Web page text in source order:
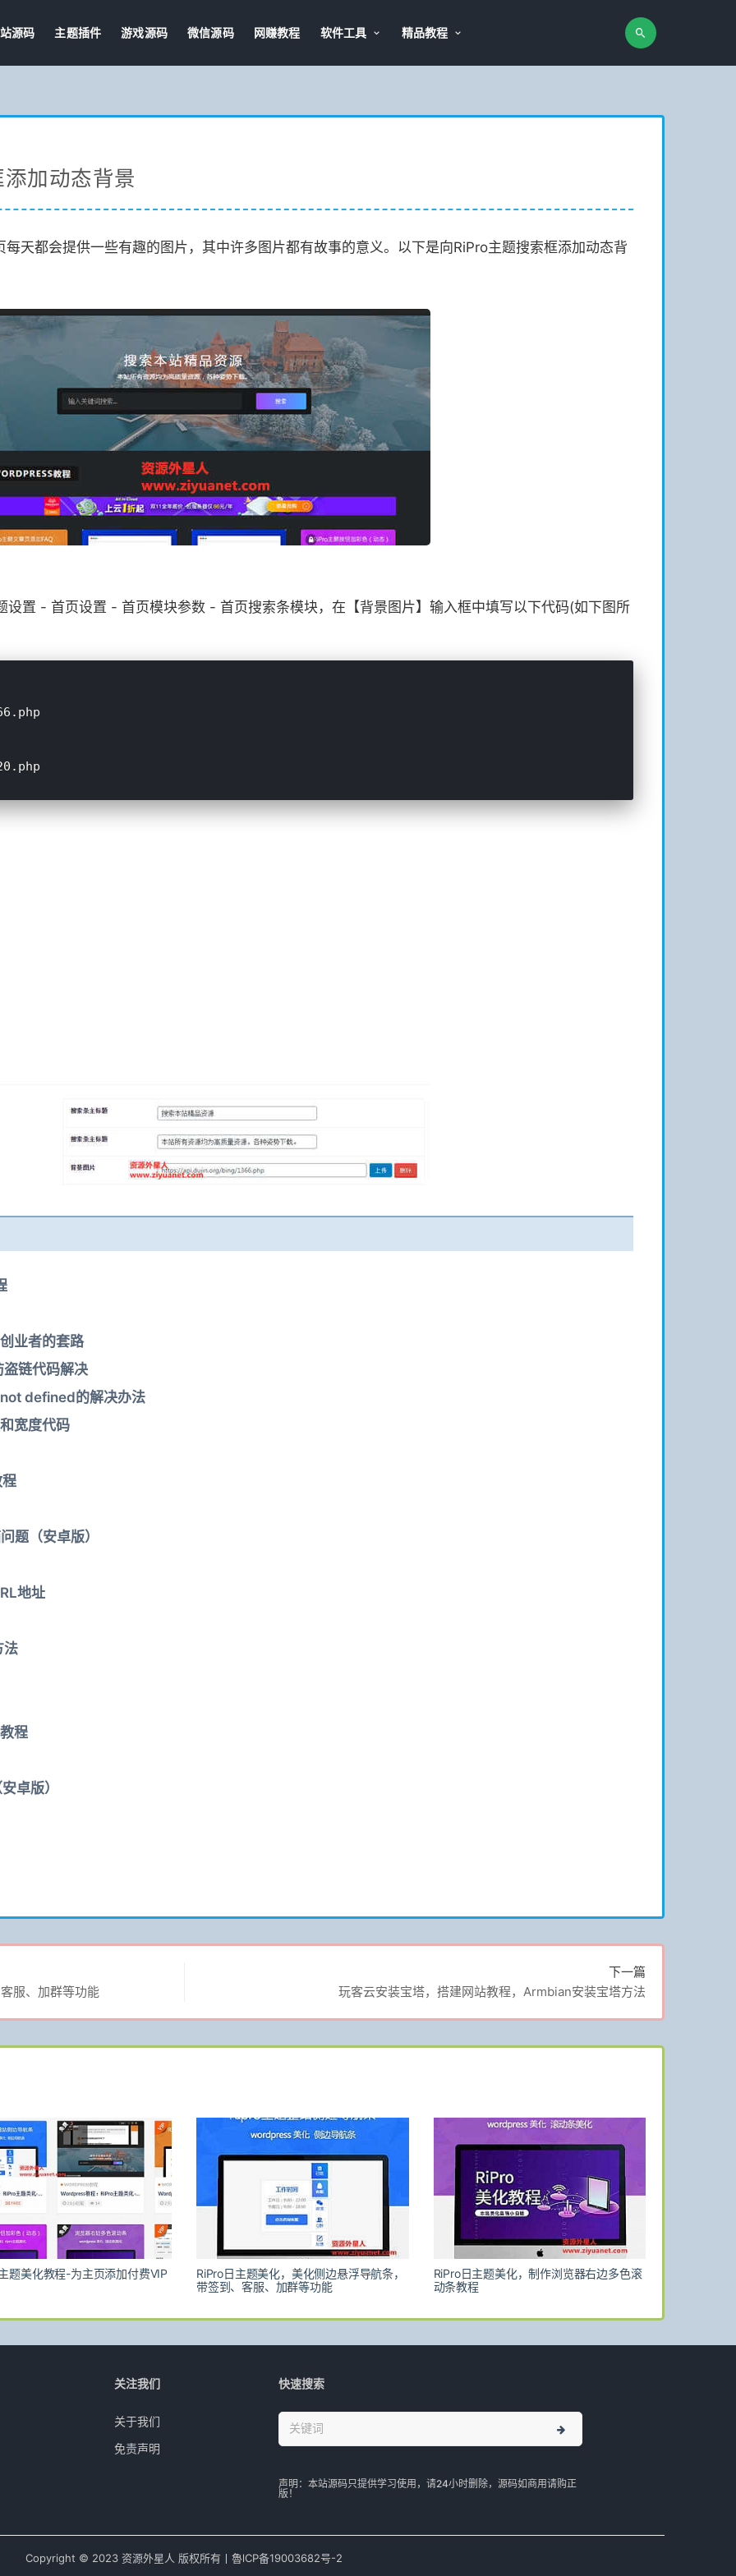
源码 主题插件 游戏源码 微信源码 网赚教程 软件工具 精品教程
加动态背景
天都会提供一些有趣的图片，其中许多图片都有故事的意义。以下是向RiPro主题搜索框添加动态背
置 - 首页设置 - 首页模块参数 - 首页搜索条模块，在【背景图片】输入框中填写以下代码(如下图所
业者的套路
链代码解决
defined的解决办法
宽度代码
题（安卓版）
地址
法
程
卓版）
服、加群等功能
下一篇
玩客云安装宝塔，搭建网站教程，Armbian安装宝塔方法
题美化教程-为主页添加付费VIP
RiPro日主题美化，美化侧边悬浮导航条，
带签到、客服、加群等功能
RiPro日主题美化，制作浏览器右边多色滚
动条教程
关注我们
关于我们
免责声明
快速搜索
声明：本站源码只提供学习使用，请24小时删除，源码如商用请购正
版！
Copyright © 2023 资源外星人 版权所有丨魯lCР­­­­­­备19003682号-2